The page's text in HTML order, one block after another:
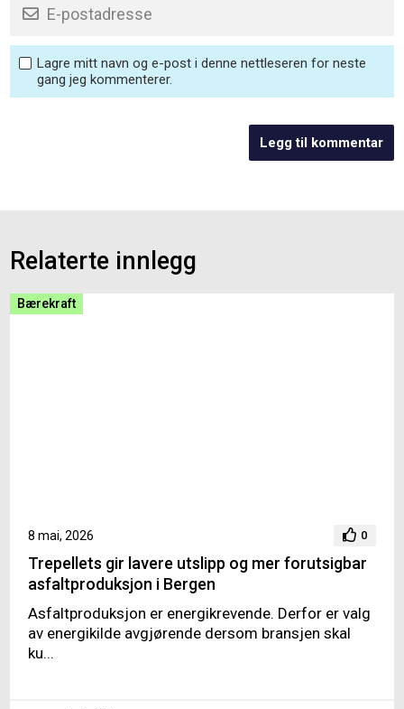
Lagre mitt navn og e-post i denne nettleseren for neste
gang jeg kommenterer.
Relaterte innlegg
Bærekraft
8 mai, 2026 0
Trepellets gir lavere utslipp og mer forutsigbar
asfaltproduksjon i Bergen
Asfaltproduksjon er energikrevende. Derfor er valg
av energikilde avgjørende dersom bransjen skal
ku...